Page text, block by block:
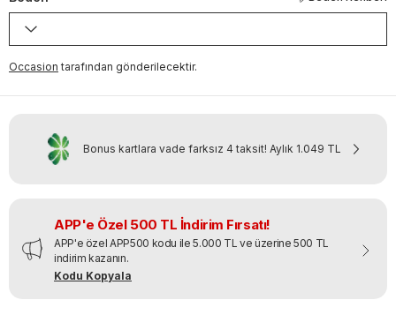
Occasion tarafından gönderilecektir.
Bonus kartlara vade farksız 4 taksit! Aylık 1.049 TL
APP'e Özel 500 TL İndirim Fırsatı!
APP'e özel APP500 kodu ile 5.000 TL ve üzerine 500 TL
indirim kazanın.
Kodu Kopyala